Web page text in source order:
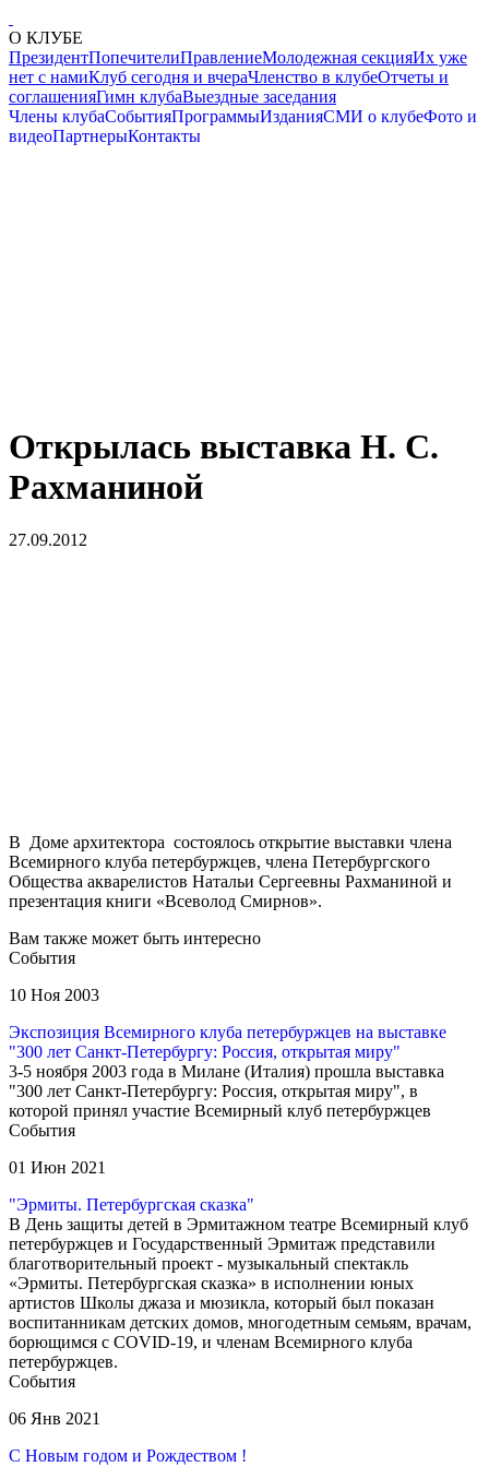
О КЛУБЕ
ПрезидентПопечителиПравлениеМолодежная секцияИх уже
нет с намиКлуб сегодня и вчераЧленство в клубеОтчеты и
соглашенияГимн клубаВыездные заседания
Члены клубаСобытияПрограммыИзданияСМИ о клубеФото и
видеоПартнерыКонтакты
Открылась выставка Н. С.
Рахманиной
27.09.2012
В Доме архитектора состоялось открытие выставки члена
Всемирного клуба петербуржцев, члена Петербургского
Общества акварелистов Натальи Сергеевны Рахманиной и
презентация книги «Всеволод Смирнов».
Вам также может быть интересно
События
10 Ноя 2003
Экспозиция Всемирного клуба петербуржцев на выставке
"300 лет Санкт-Петербургу: Россия, открытая миру"
3-5 ноября 2003 года в Милане (Италия) прошла выставка
"300 лет Санкт-Петербургу: Россия, открытая миру", в
которой принял участие Всемирный клуб петербуржцев
События
01 Июн 2021
"Эрмиты. Петербургская сказка"
В День защиты детей в Эрмитажном театре Всемирный клуб
петербуржцев и Государственный Эрмитаж представили
благотворительный проект - музыкальный спектакль
«Эрмиты. Петербургская сказка» в исполнении юных
артистов Школы джаза и мюзикла, который был показан
воспитанникам детских домов, многодетным семьям, врачам,
борющимся с COVID-19, и членам Всемирного клуба
петербуржцев.
События
06 Янв 2021
С Новым годом и Рождеством !